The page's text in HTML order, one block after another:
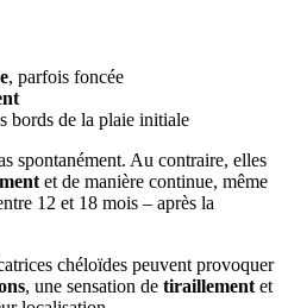
, parfois foncée
bords de la plaie initiale
spontanément. Au contraire, elles
et de manière continue, même
12 et 18 mois – après la
chéloïdes peuvent provoquer
, une sensation de tiraillement et